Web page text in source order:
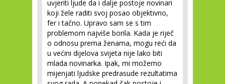
uvjeriti ljude da i dalje postoje novinari
koji žele raditi svoj posao objektivno,
fer i tačno. Upravo sam se s tim
problemom najviše borila. Kada je riječ
o odnosu prema ženama, mogu reći da
u većini dijelova svijeta nije lako biti
mlada novinarka. Ipak, mi možemo
mijenjati ljudske predrasude rezultatima